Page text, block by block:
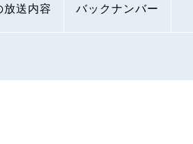
放送内容 バックナンバー